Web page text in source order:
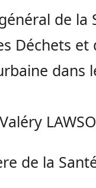
de la
Déchets et
dans
de la